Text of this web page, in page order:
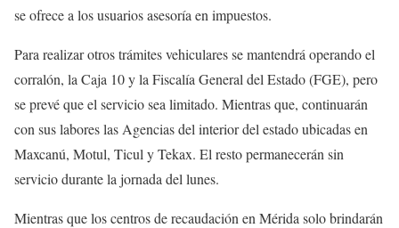
se ofrece a los usuarios asesoría en impuestos.
Para realizar otros trámites vehiculares se mantendrá operando el
corralón, la Caja 10 y la Fiscalía General del Estado (FGE), pero
se prevé que el servicio sea limitado. Mientras que, continuarán
con sus labores las Agencias del interior del estado ubicadas en
Maxcanú, Motul, Ticul y Tekax. El resto permanecerán sin
servicio durante la jornada del lunes.
Mientras que los centros de recaudación en Mérida solo brindarán